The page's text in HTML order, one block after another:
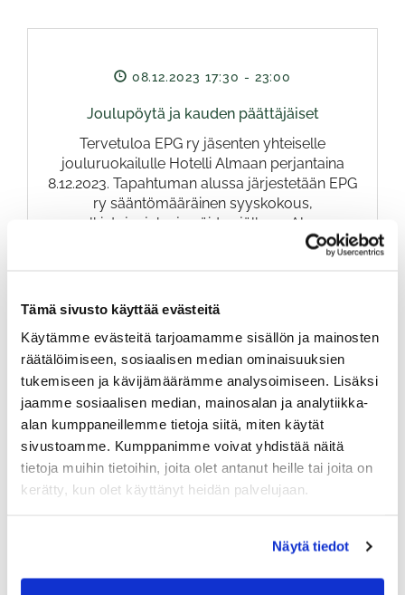
Tämä sivusto käyttää evästeitä
Käytämme evästeitä tarjoamamme sisällön ja mainosten
räätälöimiseen, sosiaalisen median ominaisuuksien
tukemiseen ja kävijämäärämme analysoimiseen. Lisäksi
jaamme sosiaalisen median, mainosalan ja analytiikka-
alan kumppaneillemme tietoja siitä, miten käytät
sivustoamme. Kumppanimme voivat yhdistää näitä
tietoja muihin tietoihin, joita olet antanut heille tai joita on
kerätty, kun olet käyttänyt heidän palvelujaan.
Näytä tiedot
08.12.2023 17:30 - 23:00
Joulupöytä ja kauden päättäjäiset
Tervetuloa EPG ry jäsenten yhteiselle
jouluruokailulle Hotelli Almaan perjantaina
8.12.2023. Tapahtuman alussa järjestetään EPG
ry sääntömääräinen syyskokous,
palkintojenjako ja näiden jälkeen Alman
ILMOITTAUDU
TAPAHTUMAPAIKKA
HOTELLI-RAVINTOLA ALMA
HOTELLI-RAVINTOLA ALMA. RUUKINTIE 4, 60100
SEINÄJOKI